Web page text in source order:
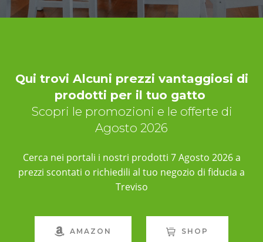
Qui trovi Alcuni prezzi vantaggiosi di
prodotti per il tuo gatto
Scopri le promozioni e le offerte di
Agosto 2026
Cerca nei portali i nostri prodotti 7 Agosto 2026 a
prezzi scontati o richiedili al tuo negozio di fiducia a
Treviso
AMAZON SHOP